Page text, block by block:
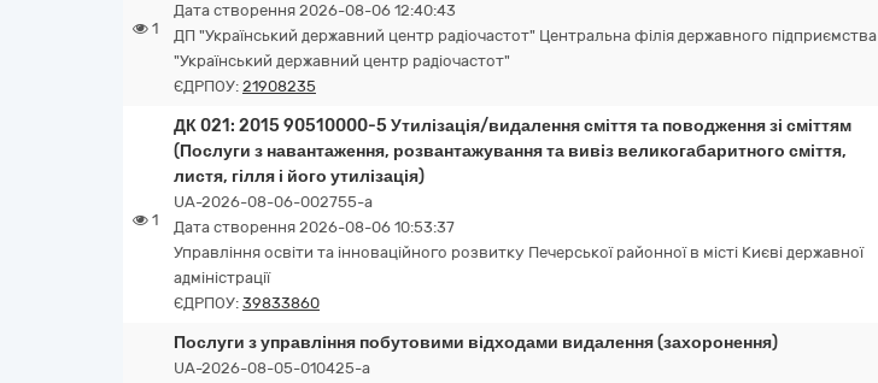
1
Дата створення 2026-08-06 12:40:43
ДП "Український державний центр радіочастот" Центральна філія державного підприємства
"Український державний центр радіочастот"
ЄДРПОУ: 21908235
1
ДК 021: 2015 90510000-5 Утилізація/видалення сміття та поводження зі сміттям
(Послуги з навантаження, розвантажування та вивіз великогабаритного сміття,
листя, гілля і його утилізація)
UA-2026-08-06-002755-a
Дата створення 2026-08-06 10:53:37
Управління освіти та інноваційного розвитку Печерської районної в місті Києві державної
адміністрації
ЄДРПОУ: 39833860
Послуги з управління побутовими відходами видалення (захоронення)
UA-2026-08-05-010425-a